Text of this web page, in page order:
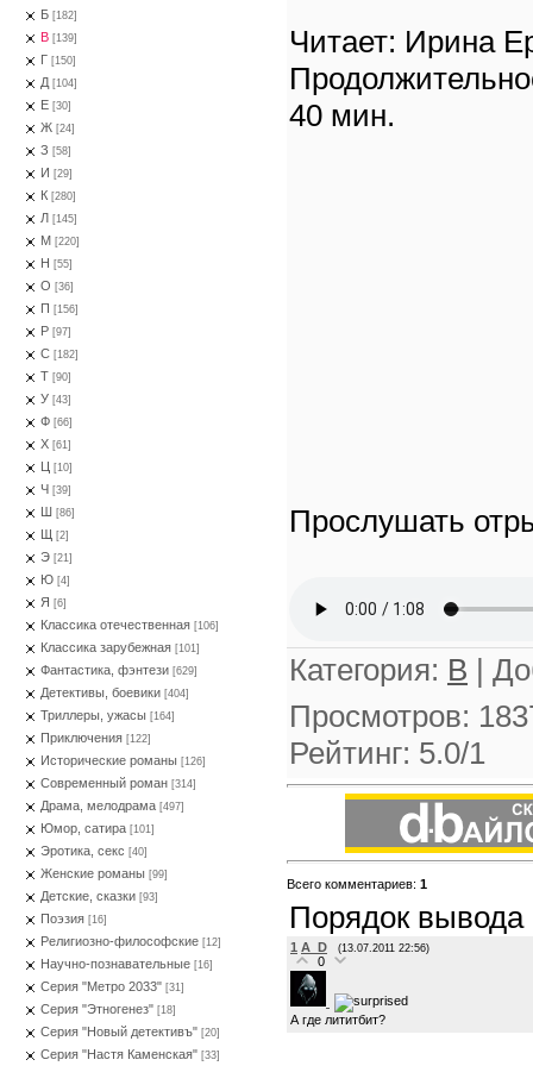
Б [182]
В [139]
Г [150]
Д [104]
Е [30]
Ж [24]
З [58]
И [29]
К [280]
Л [145]
М [220]
Н [55]
О [36]
П [156]
Р [97]
С [182]
Т [90]
У [43]
Ф [66]
Х [61]
Ц [10]
Ч [39]
Ш [86]
Щ [2]
Э [21]
Ю [4]
Я [6]
Классика отечественная [106]
Классика зарубежная [101]
Фантастика, фэнтези [629]
Детективы, боевики [404]
Триллеры, ужасы [164]
Приключения [122]
Исторические романы [126]
Современный роман [314]
Драма, мелодрама [497]
Юмор, сатира [101]
Эротика, секс [40]
Женские романы [99]
Детские, сказки [93]
Поэзия [16]
Религиозно-философские [12]
Научно-познавательные [16]
Серия "Метро 2033" [31]
Серия "Этногенез" [18]
Серия "Новый детективъ" [20]
Серия "Настя Каменская" [33]
Читает: Ирина
40 мин.
Прослушать
Категория: В |
Просмотров:
Рейтинг: 5.0/1
Всего комментариев: 1
Порядок
1 A_D (13.07.2011 22:56)
0
А где лититбит?